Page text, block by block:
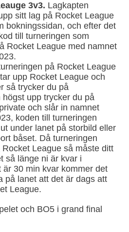
3v3. Lagkapten
sitt lag på Rocket League
bokningssidan, och efter det
till turneringen som
Rocket League med namnet
på Rocket League
upp Rocket League och
så trycker du på
upp trycker du på
och slår in namnet
koden till turneringen
under lanet på storbild eller
båset. Då turneringen
League så måste ditt
så länge ni är kvar i
30 min kvar kommer det
på lanet att det är dags att
League.
och BO5 i grand final